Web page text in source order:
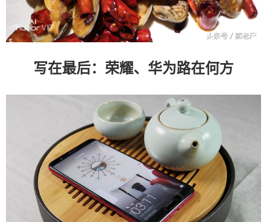
写在最后：荣耀、华为路在何方